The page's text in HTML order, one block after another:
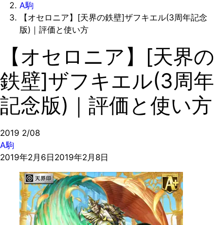
A駒
【オセロニア】[天界の鉄壁]ザフキエル(3周年記念
版)｜評価と使い方
【オセロニア】[天界の
鉄壁]ザフキエル(3周年
記念版)｜評価と使い方
2019 2/08
A駒
2019年2月6日 2019年2月8日